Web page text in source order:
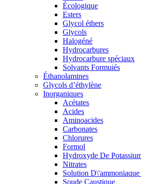
Écologique
Esters
Glycol éthers
Glycols
Halogéné
Hydrocarbures
Hydrocarbure spéciaux
Solvants Formuiés
Éthanolamines
Glycols d’éthylène
Inorganiques
Acétates
Acides
Aminoacides
Carbonates
Chlorures
Formol
Hydroxyde De
Nitrates
Solution
Soude Caustique